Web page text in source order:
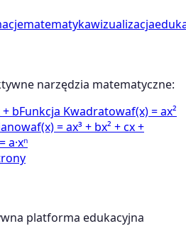
matematykawizualizacja
narzędzia matematyczne:
bFunkcja Kwadratowaf(x) = ax²
f(x) = ax³ + bx² + cx +
a·xⁿ
platforma edukacyjna